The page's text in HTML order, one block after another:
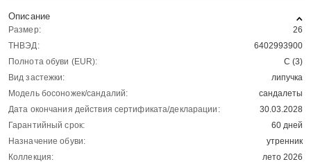
Описание
Размер:
26
ТНВЭД:
6402993900
Полнота обуви (EUR):
С (3)
Вид застежки:
липучка
Модель босоножек/сандалий:
сандалеты
Дата окончания действия сертификата/декларации:
30.03.2028
Гарантийный срок:
60 дней
Назначение обуви:
утренник
Коллекция:
лето 2026